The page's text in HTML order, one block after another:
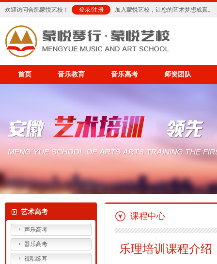
欢迎访问合肥蒙悦艺校！ 登录/注册 加入蒙悦艺校，让您的艺术梦想成真。
首页 音乐教育 音乐高考 师资团队
艺术高考
声乐高考
器乐高考
视唱练耳
课程中心
乐理培训课程介绍